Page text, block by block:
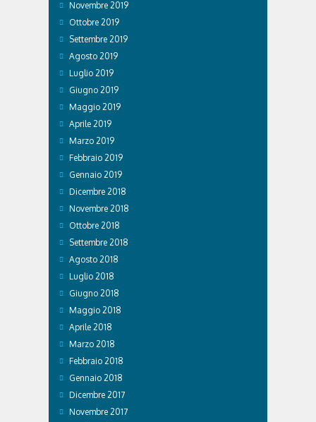
Novembre 2019
Ottobre 2019
Settembre 2019
Agosto 2019
Luglio 2019
Giugno 2019
Maggio 2019
Aprile 2019
Marzo 2019
Febbraio 2019
Gennaio 2019
Dicembre 2018
Novembre 2018
Ottobre 2018
Settembre 2018
Agosto 2018
Luglio 2018
Giugno 2018
Maggio 2018
Aprile 2018
Marzo 2018
Febbraio 2018
Gennaio 2018
Dicembre 2017
Novembre 2017